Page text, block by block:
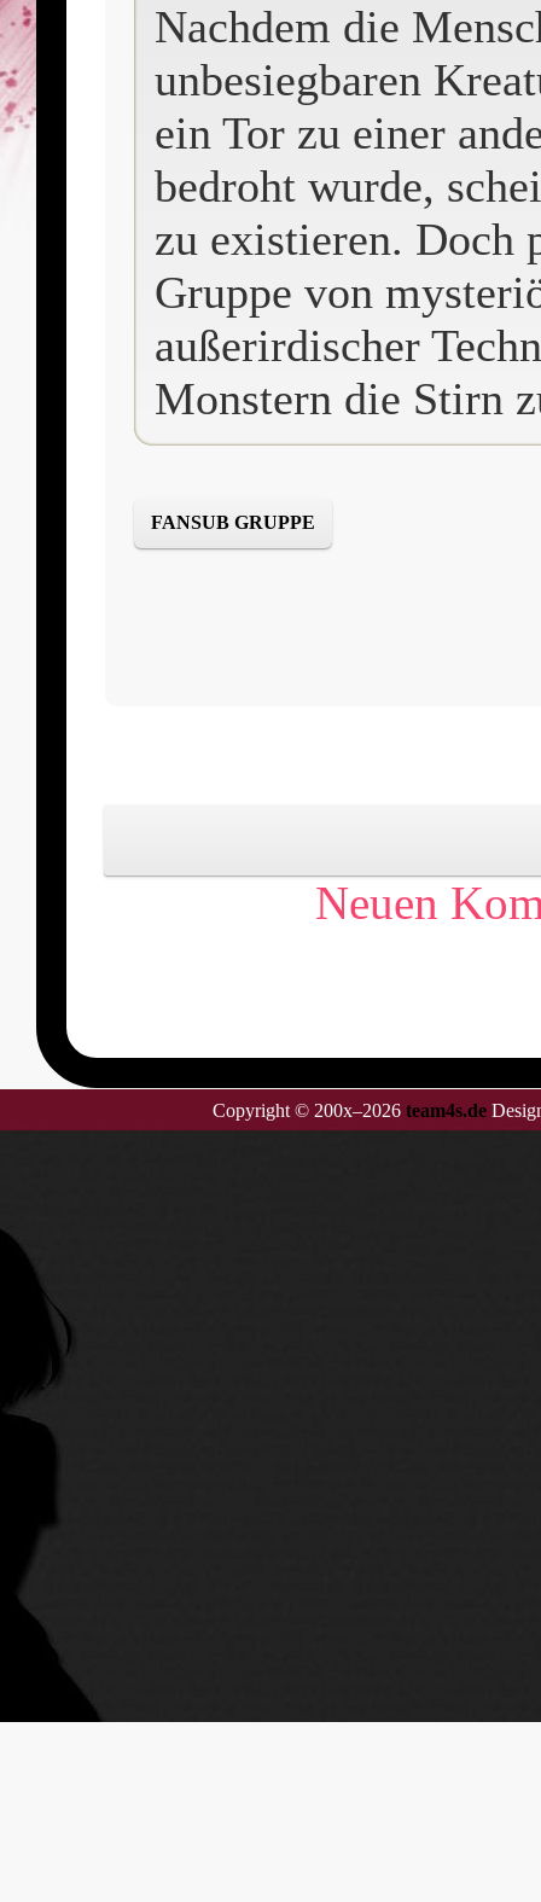
Nachdem die
unbesiegbaren
ein Tor zu einer
bedroht wurde,
zu existieren. Doch
Gruppe von
außerirdischer
Monstern die Stirn
FANSUB GRUPPE
Neuen
Copyright © 200x–2026 team4s.de